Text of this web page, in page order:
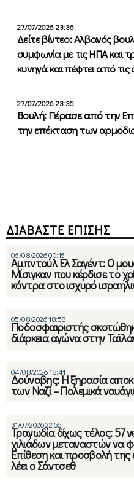
27/07/2026 23:36
Δείτε βίντεο: Αλβανός
συμφωνία με τις ΗΠΑ και
κυνηγά και πέφτει από τις
27/07/2026 23:35
Βουλή: Πέρασε από την
την επέκταση των
ΔΙΑΒΑΣΤΕ ΕΠΙΣΗΣ
06/08/2026 00:16
Αμπντούλ Ελ Σαγέντ: Ο
Μίσιγκαν που κέρδισε το
κόντρα στο ισχυρό
05/08/2026 18:58
Ποδοσφαιριστής
διάρκεια αγώνα στην
04/08/2026 18:41
Δούναβης: Η ξηρασία
των Ναζί – Πολεμικά
31/07/2026 22:56
Τραγωδία δίχως τέλος: 57
χιλιάδων μεταναστών να
Επίθεση και προσβολή
λέει ο Σάντσεθ